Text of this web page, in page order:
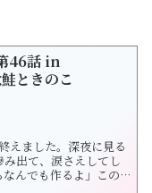
46話 in
ときのこ
えました。深夜に見る
出て、涙さえしてし
んでも作るよ」この